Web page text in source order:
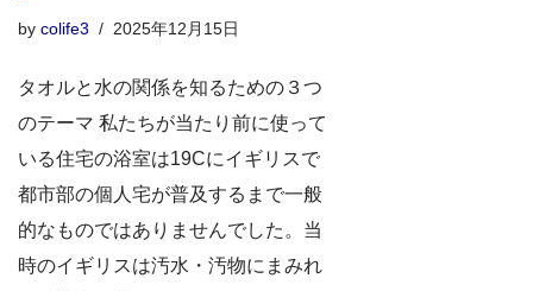
by colife3 2025年12月15日
タオルと水の関係を知るための３つ
のテーマ 私たちが当たり前に使って
いる住宅の浴室は19Cにイギリスで
都市部の個人宅が普及するまで一般
的なものではありませんでした。当
時のイギリスは汚水・汚物にまみれ